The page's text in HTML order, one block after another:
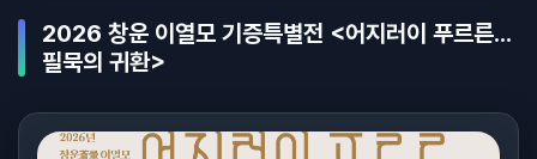
2026 창운 이열모 기증특별전 <어지러이 푸르른...
필묵의 귀환>